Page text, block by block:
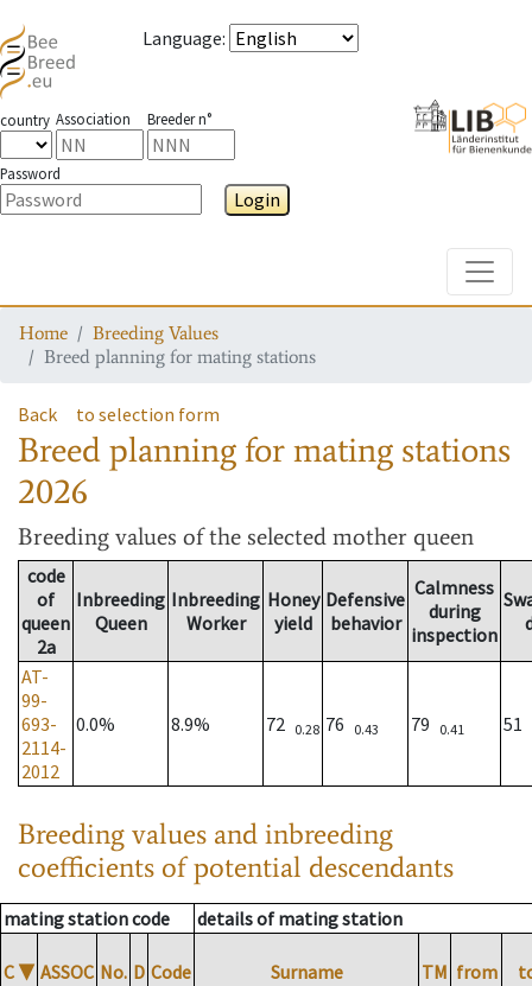
Language:
country Association Breeder n°
Password
Login
Home
Breeding Values
Breed planning for mating stations
Back to selection form
Breed planning for mating stations
2026
Breeding values of the selected mother queen
code
of
queen
2a
Inbreeding
Queen
Inbreeding
Worker
Honey
yield
Defensive
behavior
Calmness
during
inspection
AT-
99-
693-
2114-
2012
0.0% 8.9% 72 0.28 76 0.43 79 0.41 51
Breeding values and inbreeding
coefficients of potential descendants
mating station code details of mating station
C ▼ ASSOC No. D Code Surname TM from